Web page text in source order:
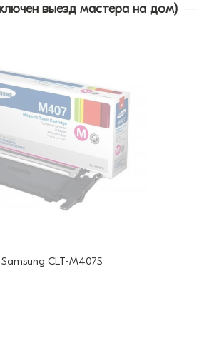
выезд мастера на дом)
CLT-M407S